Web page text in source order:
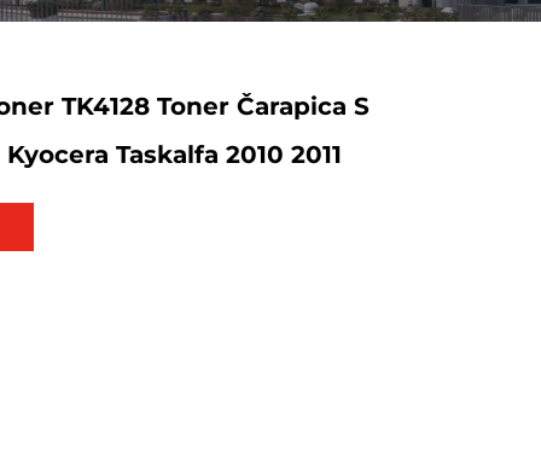
TK4128 Toner Čarapica S
Taskalfa 2010 2011